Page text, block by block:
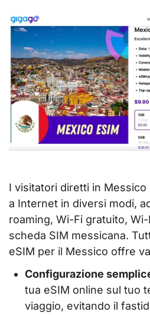
I visitatori diretti in
a Internet in diversi modi,
roaming, Wi-Fi gratuito,
scheda SIM messicana.
eSIM per il Messico offre
Configurazione
tua eSIM online sul tuo
viaggio, evitando il